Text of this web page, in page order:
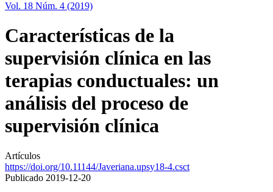
Vol. 18 Núm. 4 (2019)
Características de la
supervisión clínica en las
terapias conductuales: un
análisis del proceso de
supervisión clínica
Artículos
https://doi.org/10.11144/Javeriana.upsy18-4.csct
Publicado 2019-12-20